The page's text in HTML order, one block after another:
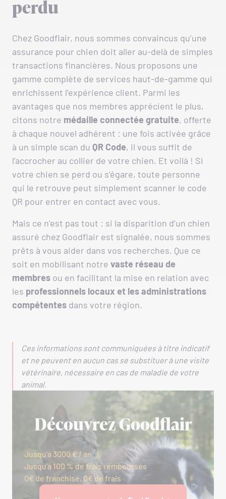
perdu
Chez Goodflair, nous sommes convaincus qu’une
assurance pour chien doit aller au-delà de simples
transactions financières. Nous proposons une
gamme complète de services haut-de-gamme qui
enrichissent l’expérience client. Parmi les
avantages que nos membres apprécient le plus,
citons notre médaille connectée gratuite, offerte
à chaque nouvel adhérent : une fois activée grâce
à un simple scan du QR Code, il vous suffit de
l’accrocher au collier de votre chien. Et voilà ! Si
votre chien se perd ou s’égare, toute personne
qui le retrouve peut simplement scanner le code
QR pour entrer en contact avec vous.
Mais ce n’est pas tout : si la disparition d’un chien
assuré chez Goodflair est signalée, nous sommes
prêts à vous aider dans vos recherches. Que ce
soit en mobilisant notre vaste réseau de
membres ou en facilitant la mise en relation avec
les professionnels locaux et les administrations
compétentes dans votre région.
Ces informations sont communiquées à titre indicatif
et ne peuvent en aucun cas se substituer à une visite
vétérinaire, nécessaire en cas de maladie de votre
animal.
Découvrez Goodflair
Jusqu’à 3000 € / an
Jusqu’à 100 % de frais remboursés
0€ de franchise, 0€ de frais